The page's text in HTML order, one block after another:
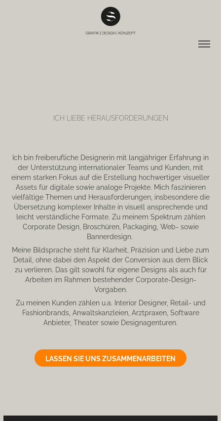
ICH LIEBE HERAUSFORDERUNGEN
Ich bin freiberufliche Designerin mit langjähriger Erfahrung in
der Unterstützung internationaler Teams und Kunden, mit
einem starken Fokus auf die Erstellung hochwertiger visueller
Assets für digitale sowie analoge Projekte. Mich faszinieren
vielfältige Themen und Herausforderungen, insbesondere die
Übersetzung komplexer Inhalte in visuell ansprechende und
leicht verständliche Formate. Zu meinem Spektrum zählen
Corporate Design, Broschüren, Packaging, Web- sowie
Bannerdesign.
Meine Bildsprache steht für Klarheit, Präzision und Liebe zum
Detail, ohne dabei den Aspekt der Conversion aus dem Blick
zu verlieren. Das gilt sowohl für eigene Designs als auch für
Arbeiten im Rahmen bestehender Corporate-Design-
Vorgaben.
Zu meinen Kunden zählen u.a. Interior Designer, Retail- und
Fashionbrands, Anwaltskanzleien, Arztpraxen, Software
Anbieter, Theater sowie Designagenturen.
LASSEN SIE UNS ZUSAMMENARBEITEN